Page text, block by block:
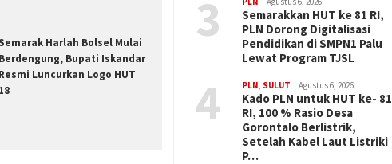
Semarak Harlah Bolsel Mulai
Berdengung, Bupati Iskandar
Resmi Luncurkan Logo HUT
18
3
Semarakkan HUT ke 81 RI,
PLN Dorong Digitalisasi
Pendidikan di SMPN1 Palu
Lewat Program TJSL
4 PLN SULUT Agustus 6, 2026
Kado PLN untuk HUT ke- 81
RI, 100 % Rasio Desa
Gorontalo Berlistrik,
Setelah Kabel Laut Listriki
P…